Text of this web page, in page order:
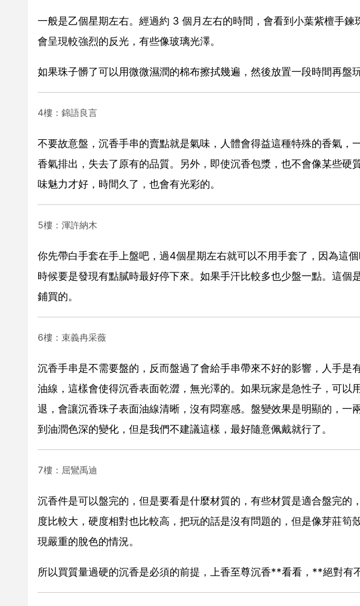
一般是乙個星期左右。經過約 3 個月左右的時間，會看到小葉紫檀手
會呈現較強烈的反光，有些像玻璃光澤。
如果珠子髒了可以用微微濕潤的棉布擦拭幾遍，然後放置一段時間再盤
4樓：錦語良言
不要故意盤，沉香手串的賣點就是氣味，人體會得益這種特殊的香氣，
香氣排出，失去了原有的品質。另外，即使沉香包漿，也不會像某些硬
味魅力才好，時間久了，也會有光彩的。
5樓：渾許納木
你先帶白手套在手上盤吧，過4個星期左右就可以不用手套了，因為這
時候要是發現有點膩時最好停下來。如果手汗比較多也少盤一點。這
鋪買的。
6樓：束義冉采薇
沉香手串是不需要盤的，反而盤過了會給手串帶來不好的影響，人手是
油線，這樣會使得沉香表面乾澀，無光澤的。如果玩家是急性子，可以
退，會讓沉香珠子表面油線清晰，沒有悶塞感。盤變效果是明顯的，一
到油潤色深的變化，但是我們不建議這樣，最好隨意佩戴就行了。
7樓：屈鸞禹迪
沉香件是可以盤完的，但是要看是什麼材質的，有些材質是適合盤完的
度比較大，硬度相對也比較高，把玩的話是沒有問題的，但是像芽莊筍
現嚴重的脫色的情況。
所以買質量過硬的沉香是必須的前提，上香至尊沉香**看看，**絕對有